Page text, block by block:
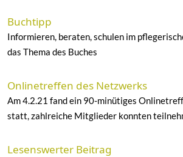
Buchtipp
Informieren, beraten, schulen im
das Thema des Buches
Onlinetreffen des Netzwerks
Am 4.2.21 fand ein 90-minütiges
statt, zahlreiche Mitglieder konnten
Lesenswerter Beitrag